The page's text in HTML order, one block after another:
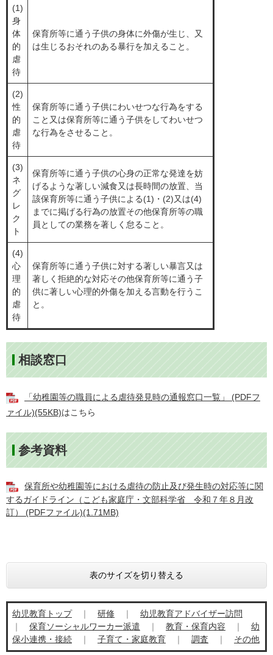
(1)
身
体
的
虐
待
保育所等に通う子供の身体に外傷が生じ、又
は生じるおそれのある暴行を加えること。
(2)
性
的
虐
待
保育所等に通う子供にわいせつな行為をする
こと又は保育所等に通う子供をしてわいせつ
な行為をさせること。
(3)
ネ
グ
レ
ク
ト
保育所等に通う子供の心身の正常な発達を妨
げるような著しい減食又は長時間の放置、当
該保育所等に通う子供による(1)・(2)又は(4)
までに掲げる行為の放置その他保育所等の職
員としての業務を著しく怠ること。
(4)
心
理
的
虐
待
保育所等に通う子供に対する著しい暴言又は
著しく拒絶的な対応その他保育所等に通う子
供に著しい心理的外傷を加える言動を行うこ
と。
相談窓口
「幼稚園等の職員による虐待発見時の通報窓口一覧」 (PDFフ
ァイル)(55KB)はこちら
参考資料
保育所や幼稚園等における虐待の防止及び発生時の対応等に関
するガイドライン（こども家庭庁・文部科学省 令和７年８月改
訂） (PDFファイル)(1.71MB)
表のサイズを切り替える
幼児教育トップ ｜ 研修 ｜
幼児教育アドバイザー訪問
｜
保育ソーシャルワーカー派遣 ｜ 教育・保育内容 ｜
幼
保小連携・接続
｜ 子育て・家庭教育 ｜ 調査 ｜ その他